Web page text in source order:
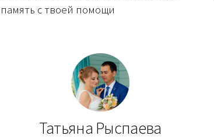
память с твоей помощи
Татьяна Рыспаева